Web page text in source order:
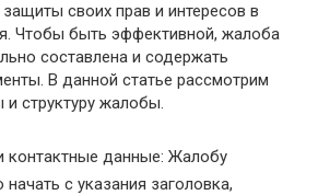
своих прав и интересов в
Чтобы быть эффективной, жалоба
составлена и содержать
В данной статье рассмотрим
структуру жалобы.
контактные данные: Жалобу
с указания заголовка,